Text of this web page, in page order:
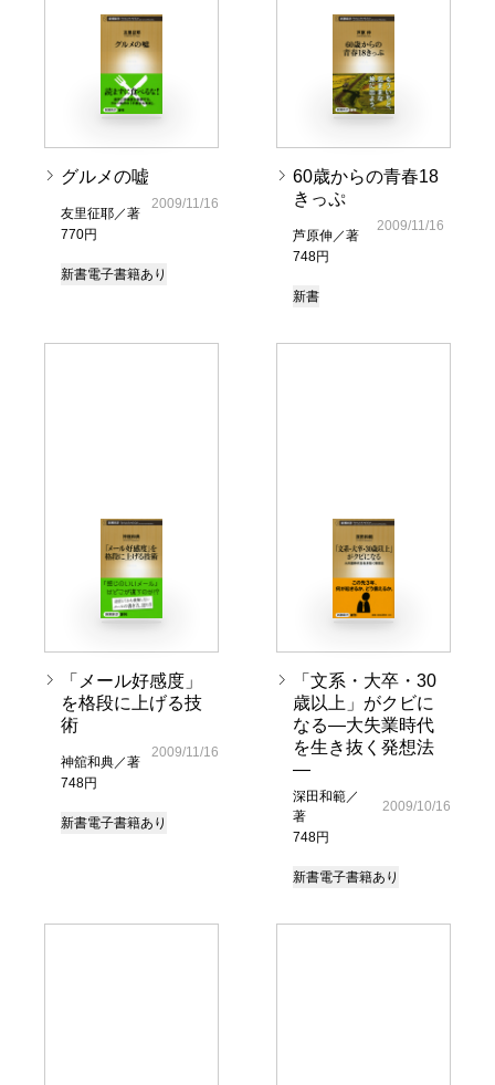
グルメの嘘
友里征耶／著
770円
2009/11/16
新書電子書籍あり
60歳からの青春18
きっぷ
芦原伸／著
748円
2009/11/16
新書
「メール好感度」
を格段に上げる技
術
神舘和典／著
748円
2009/11/16
新書電子書籍あり
「文系・大卒・30
歳以上」がクビに
なる―大失業時代
を生き抜く発想法
―
深田和範／
著
748円
2009/10/16
新書電子書籍あり